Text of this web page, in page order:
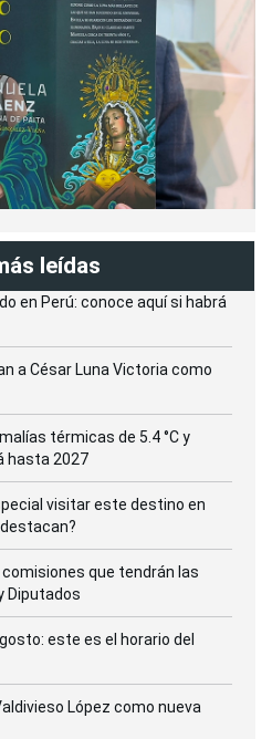
leídas
en Perú: conoce aquí si habrá
a César Luna Victoria como
térmicas de 5.4 °C y
hasta 2027
visitar este destino en
que tendrán las
Diputados
este es el horario del
López como nueva